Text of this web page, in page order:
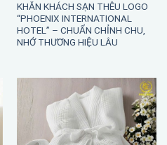
KHĂN KHÁCH SẠN THÊU LOGO
“PHOENIX INTERNATIONAL
HOTEL” – CHUẨN CHỈNH CHU,
NHỚ THƯƠNG HIỆU LÂU